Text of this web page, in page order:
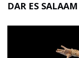
DAR ES SALAAM